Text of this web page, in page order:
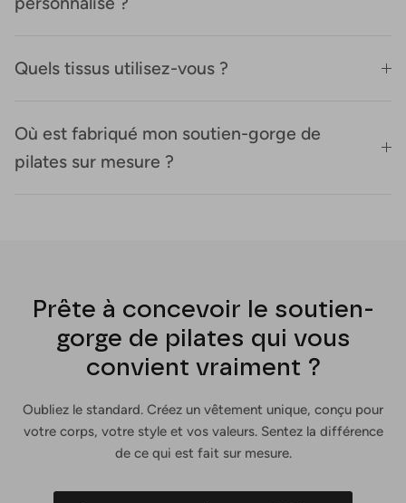
Quels tissus utilisez-vous ?
Où est fabriqué mon soutien-gorge de
pilates sur mesure ?
Prête à concevoir le soutien-
gorge de pilates qui vous
convient vraiment ?
Oubliez le standard. Créez un vêtement unique, conçu pour
votre corps, votre style et vos valeurs. Sentez la différence
de ce qui est fait sur mesure.